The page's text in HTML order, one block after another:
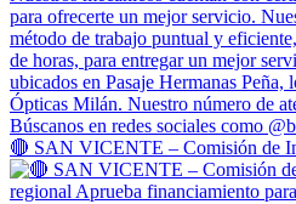
🔴 SAN VICENTE – Comisión de